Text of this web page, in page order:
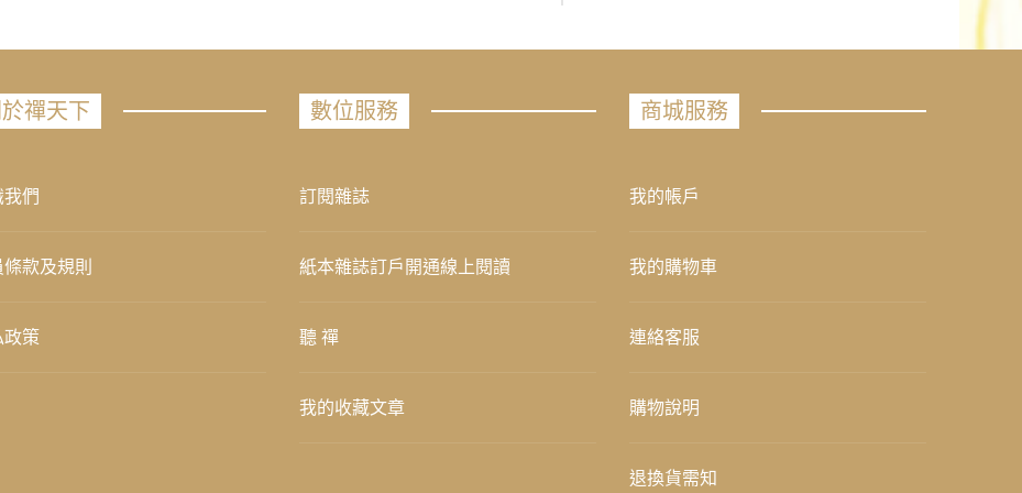
於禪天下
們
條款及規則
政策
數位服務
訂閱雜誌
紙本雜誌訂戶開通線上閱讀
聽 禪
我的收藏文章
商城服務
我的帳戶
我的購物車
連絡客服
購物說明
退換貨需知